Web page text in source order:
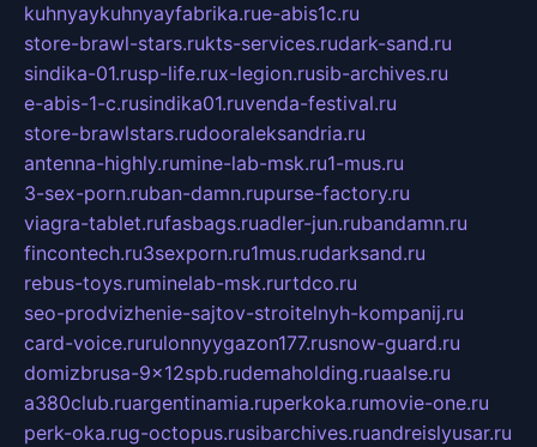
kuhnyaykuhnyayfabrika.rue-abis1c.ru
store-brawl-stars.rukts-services.rudark-sand.ru
sindika-01.rusp-life.rux-legion.rusib-archives.ru
e-abis-1-c.rusindika01.ruvenda-festival.ru
store-brawlstars.rudooraleksandria.ru
antenna-highly.rumine-lab-msk.ru1-mus.ru
3-sex-porn.ruban-damn.rupurse-factory.ru
viagra-tablet.rufasbags.ruadler-jun.rubandamn.ru
fincontech.ru3sexporn.ru1mus.rudarksand.ru
rebus-toys.ruminelab-msk.rurtdco.ru
seo-prodvizhenie-sajtov-stroitelnyh-kompanij.ru
card-voice.rurulonnyygazon177.rusnow-guard.ru
domizbrusa-9x12spb.rudemaholding.ruaalse.ru
a380club.ruargentinamia.ruperkoka.rumovie-one.ru
perk-oka.rug-octopus.rusibarchives.ruandreislyusar.ru